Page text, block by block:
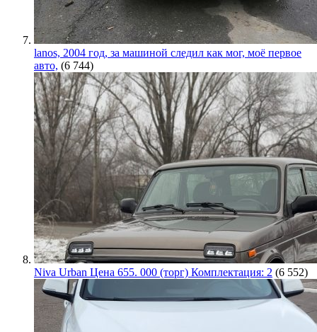
lanos, 2004 год, за машиной следил как мог, моё первое
авто, (6 744)
Niva Urban Цена 655. 000 (торг) Комплектация: 2 (6 552)